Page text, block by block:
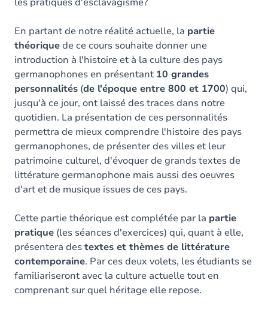
En partant de notre réalité actuelle, la partie
théoriquede ce cours souhaite donner une
introduction à l'histoire et à la culture des pays
germanophones en présentant 10 grandes
personnalités (de l'époque entre 800 et 1700) qui,
jusqu'à ce jour, ont laissé des traces dans notre
quotidien. La présentation de ces personnalités
permettra de mieux comprendre l'histoire des pays
germanophones, de présenter des villes et leur
patrimoine culturel, d'évoquer de grands textes de
littérature germanophone mais aussi des oeuvres
d'art et de musique issues de ces pays.
Cette partie théorique est complétée par la partie
pratique (les séances d'exercices) qui, quant à elle,
présentera destextes et thèmes de littérature
contemporaine. Par ces deux volets, les étudiants se
familiariseront avec la culture actuelle tout en
comprenant sur quel héritage elle repose.